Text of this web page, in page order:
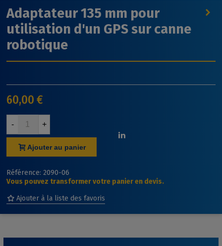
Adaptateur 135 mm pour
utilisation d'un GPS sur canne
robotique
60,00 €
- +
Ajouter au panier
Référence: 2090-06
Vous pouvez transformer votre panier en devis.
Ajouter à la liste des favoris